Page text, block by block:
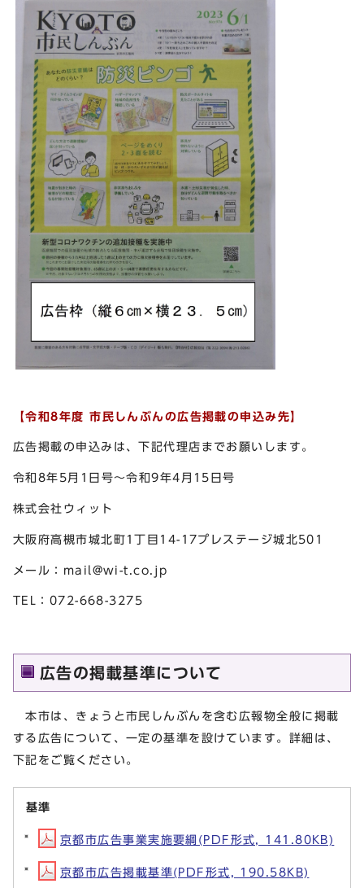
【令和8年度 市民しんぶんの広告掲載の申込み先】
広告掲載の申込みは、下記代理店までお願いします。
令和8年5月1日号～令和9年4月15日号
株式会社ウィット
大阪府高槻市城北町1丁目14-17プレステージ城北501
メール： mail@wi-t.co.jp
TEL：072-668-3275
広告の掲載基準について
本市は、きょうと市民しんぶんを含む広報物全般に掲載
する広告について、一定の基準を設けています。詳細は、
下記をご覧ください。
基準
京都市広告事業実施要綱(PDF形式, 141.80KB)
京都市広告掲載基準(PDF形式, 190.58KB)